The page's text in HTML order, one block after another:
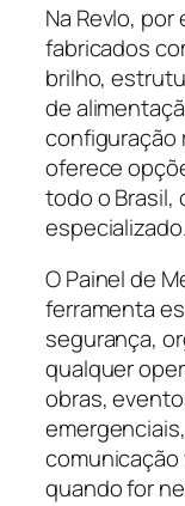
Na Revlo, por
fabricados
brilho,
de
configuração
oferece
todo o Brasil,
especializado.
O Painel de
ferramenta
segurança,
qualquer
obras,
comunicação
quando for